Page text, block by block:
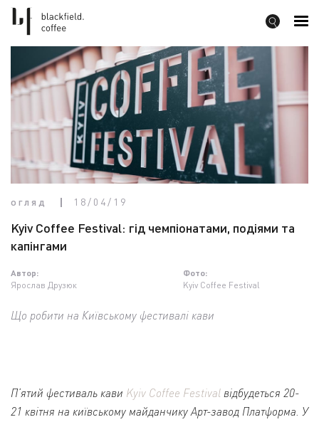
огляд 18/04/19
Kyiv Coffee Festival: гід чемпіонатами, подіями та
капінгами
Автор:
Ярослав Друзюк
Фото:
Kyiv Coffee Festival
Що робити на Київському фестивалі кави
П’ятий фестиваль кави Kyiv Coffee Festival відбудеться 20-
21 квітня на київському майданчику Арт-завод Платформа. У